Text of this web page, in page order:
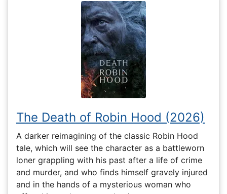
The Death of Robin Hood (2026)
A darker reimagining of the classic Robin Hood
tale, which will see the character as a battleworn
loner grappling with his past after a life of crime
and murder, and who finds himself gravely injured
and in the hands of a mysterious woman who